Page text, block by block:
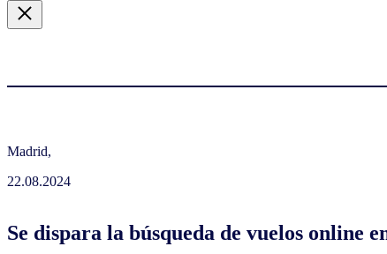
Madrid,
22.08.2024
Se dispara la búsqueda de vuelos online